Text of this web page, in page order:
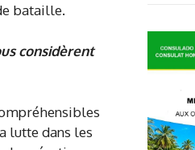
bataille.
considèrent
lutte dans les